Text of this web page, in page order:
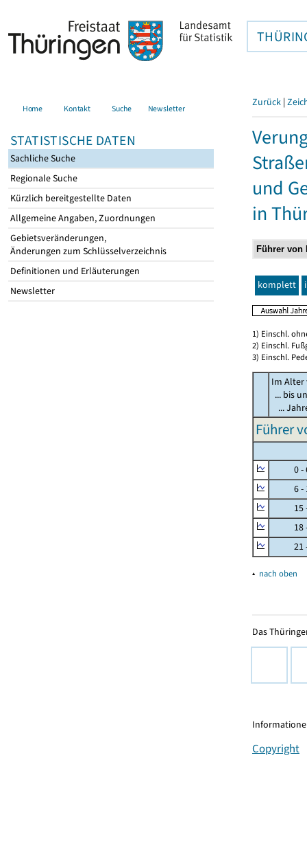
Home Kontakt Suche Newsletter
STATISTISCHE DATEN
Sachliche Suche
Regionale Suche
Kürzlich bereitgestellte Daten
Allgemeine Angaben, Zuordnungen
Gebietsveränderungen,
Änderungen zum Schlüsselverzeichnis
Definitionen und Erläuterungen
Newsletter
Zurück |
und
in
komplett
1) Einschl.
2) Einschl.
3) Einschl.
Im Alter
... bis
...
Führer
0 -
6 -
15 -
18 -
21 -
▴ nach oben
Das
Copyright